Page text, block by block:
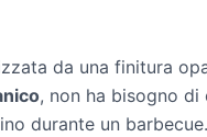
da una finitura
, non ha bisogno
durante un